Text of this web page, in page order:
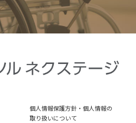
個人情報保護方針・個人情報の
取り扱いについて